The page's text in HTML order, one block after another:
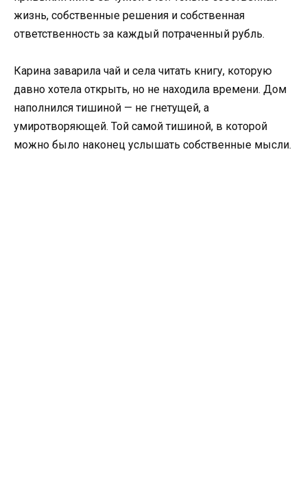
жизнь, собственные решения и собственная
ответственность за каждый потраченный рубль.
Карина заварила чай и села читать книгу, которую
давно хотела открыть, но не находила времени. Дом
наполнился тишиной — не гнетущей, а
умиротворяющей. Той самой тишиной, в которой
можно было наконец услышать собственные мысли.